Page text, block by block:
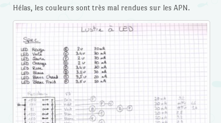
Hélas, les couleurs sont très mal rendues sur les APN.